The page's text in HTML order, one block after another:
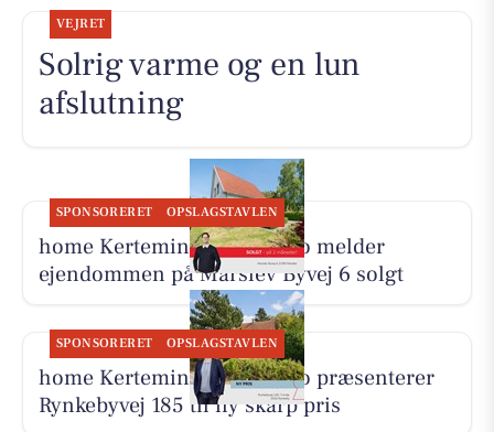
VEJRET
Solrig varme og en lun
afslutning
SPONSORERET OPSLAGSTAVLEN
home Kerteminde-Munkebo melder
ejendommen på Marslev Byvej 6 solgt
SPONSORERET OPSLAGSTAVLEN
home Kerteminde-Munkebo præsenterer
Rynkebyvej 185 til ny skarp pris